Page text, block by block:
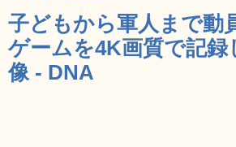
子どもから軍人まで動
ゲームを4K画質で記
像 - DNA